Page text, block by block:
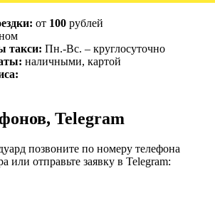
от 100 рублей
такси: Пн.-Вс. – круглосуточно
наличными, картой
Telegram
позвоните по номеру телефона
или отправьте заявку в Telegram: